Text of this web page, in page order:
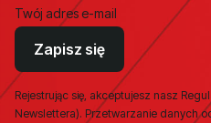
Twój adres e-mail
Zapisz się
Rejestrując się, akceptujesz nasz
Newslettera). Przetwarzanie danych